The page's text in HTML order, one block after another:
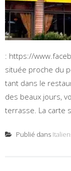
: https://
située proche du
tant dans le
des beaux jours,
terrasse. La carte
Publié dans